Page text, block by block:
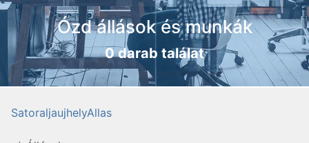
Ózd állások és munkák
0 darab találat
SatoraljaujhelyAllas